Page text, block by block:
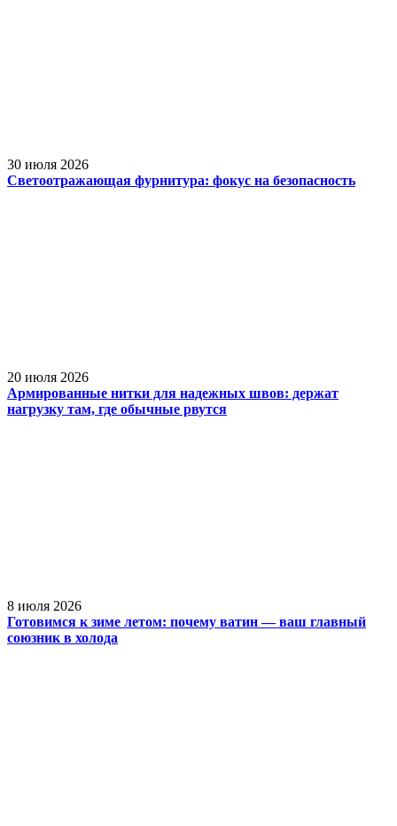
30 июля 2026
Светоотражающая фурнитура: фокус на безопасность
20 июля 2026
Армированные нитки для надежных швов: держат
нагрузку там, где обычные рвутся
8 июля 2026
Готовимся к зиме летом: почему ватин — ваш главный
союзник в холода